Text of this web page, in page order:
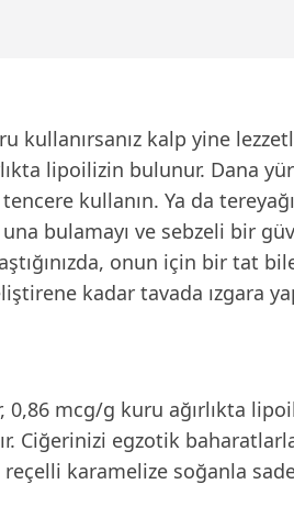
kullanırsanız kalp yine
lipoilizin bulunur. Dana
kullanın. Ya da
bulamayı ve sebzeli bir
onun için bir tat
kadar tavada ızgara
0,86 mcg/g kuru ağırlıkta
Ciğerinizi egzotik
karamelize soğanla